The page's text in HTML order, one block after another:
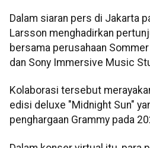
Dalam siaran pers di Jakarta
Larsson menghadirkan
bersama perusahaan
dan Sony Immersive Music
Kolaborasi tersebut
edisi deluxe "Midnight Sun"
penghargaan Grammy pada